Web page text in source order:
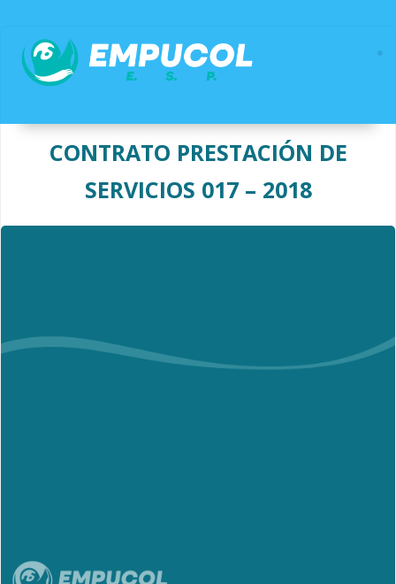
contenido
CONTRATO PRESTACIÓN DE
SERVICIOS 017 – 2018